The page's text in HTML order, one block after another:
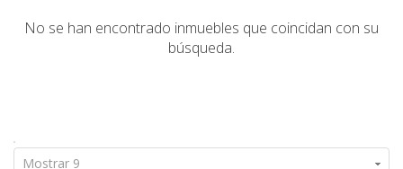
No se han encontrado inmuebles que coincidan con su
búsqueda.
Mostrar 9